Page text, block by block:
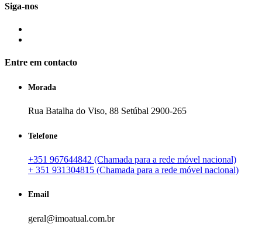
Siga-nos
Entre em contacto
Morada
Rua Batalha do Viso, 88 Setúbal 2900-265
Telefone
+351 967644842 (Chamada para a rede móvel nacional)
+ 351 931304815 (Chamada para a rede móvel nacional)
Email
geral@imoatual.com.br